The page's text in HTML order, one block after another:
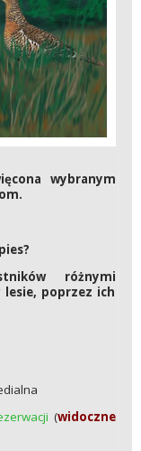
wybranym
różnymi
poprzez ich
(widoczne